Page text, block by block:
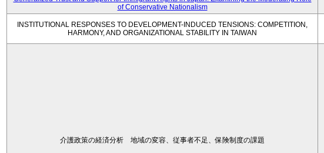
of Conservative Nationalism
INSTITUTIONAL RESPONSES TO DEVELOPMENT-INDUCED TENSIONS: COMPETITION,
HARMONY, AND ORGANIZATIONAL STABILITY IN TAIWAN
介護政策の経済分析 地域の変容、従事者不足、保険制度の課題